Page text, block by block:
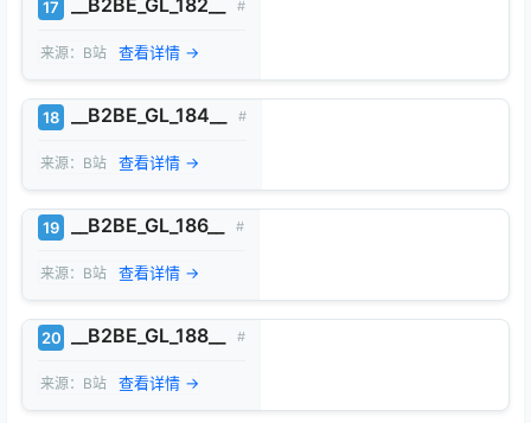
17 __B2BE_GL_182__ #
来源：B站 查看详情 →
18 __B2BE_GL_184__ #
来源：B站 查看详情 →
19 __B2BE_GL_186__ #
来源：B站 查看详情 →
20 __B2BE_GL_188__ #
来源：B站 查看详情 →